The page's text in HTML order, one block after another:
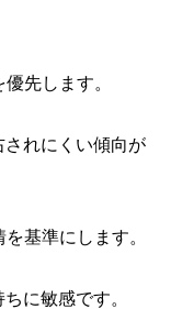
先します。
れにくい傾向が
基準にします。
に敏感です。